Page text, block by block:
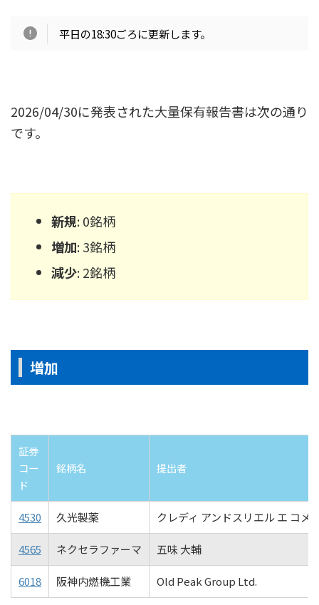
平日の18:30ごろに更新します。
2026/04/30に発表された大量保有報告書は次の通り
です。
新規: 0銘柄
増加: 3銘柄
減少: 2銘柄
増加
証券
コー
ド
銘柄名 提出者
4530 久光製薬 クレディ アンドスリエル エ コメ
4565 ネクセラファーマ 五味 大輔
6018 阪神内燃機工業 Old Peak Group Ltd.